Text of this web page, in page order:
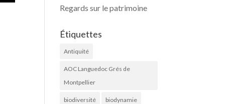
Regards sur le patrimoine
Étiquettes
Antiquité
AOC Languedoc Grés de
Montpellier
biodiversité biodynamie